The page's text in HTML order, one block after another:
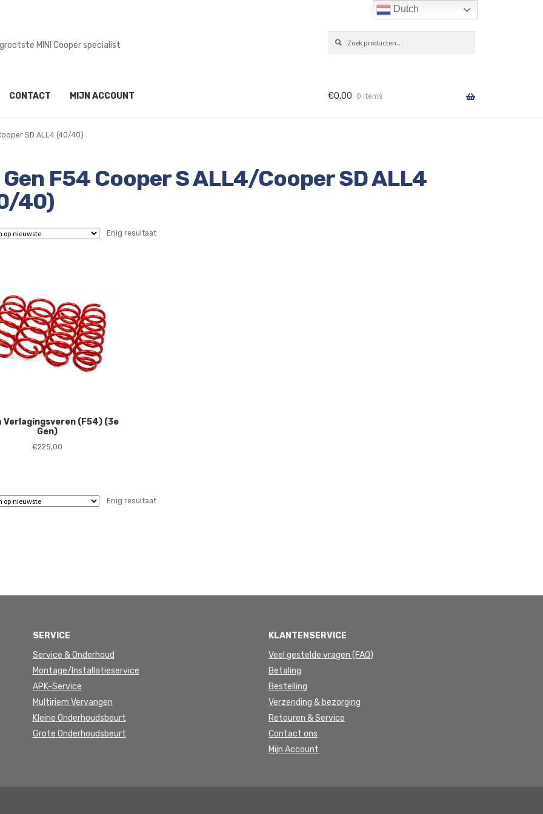
grootste MINI Cooper specialist
naar:
CONTACT MIJN ACCOUNT €0,00 0 items
SD ALL4 (40/40)
F54 Cooper S ALL4/Cooper SD ALL4
40)
Enig resultaat
Verlagingsveren (F54) (3e
Gen)
€225,00
Enig resultaat
SERVICE
Service & Onderhoud
Montage/Installatieservice
APK-Service
Multiriem Vervangen
Kleine Onderhoudsbeurt
Grote Onderhoudsbeurt
KLANTENSERVICE
Veel gestelde vragen (FAQ)
Betaling
Bestelling
Verzending & bezorging
Retouren & Service
Contact ons
Mijn Account
Dutch